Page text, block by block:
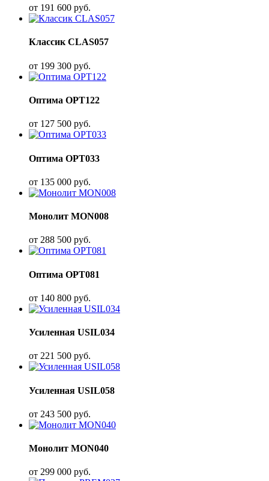
от 191 600 руб.
Классик CLAS057
от 199 300 руб.
Оптима OPT122
от 127 500 руб.
Оптима OPT033
от 135 000 руб.
Монолит MON008
от 288 500 руб.
Оптима OPT081
от 140 800 руб.
Усиленная USIL034
от 221 500 руб.
Усиленная USIL058
от 243 500 руб.
Монолит MON040
от 299 000 руб.